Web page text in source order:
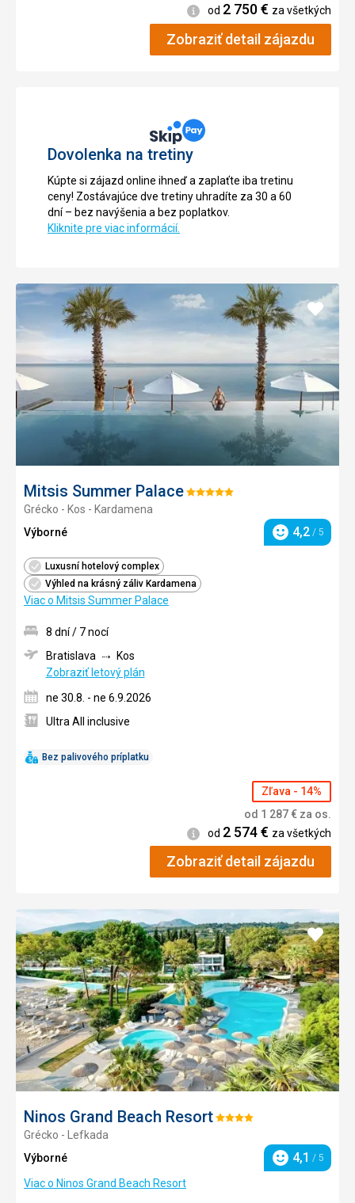
Informácie
od 2 750€ za všetkých
Zobraziť detail zájazdu
Dovolenka na tretiny
Kúpte si zájazd online ihneď a zaplaťte iba tretinu
ceny! Zostávajúce dve tretiny uhradíte za 30 a 60
dní – bez navýšenia a bez poplatkov.
Kliknite pre viac informácií.
Mitsis Summer PalaceHodnotenie:
Grécko - Kos - Kardamena
Výborné
Hodnotenie
4,2 / 5
Luxusní hotelový complex
Výhled na krásný záliv Kardamena
Viac o Mitsis Summer Palace
Pridať
do
Bez palivového príplatku
8 dní / 7 nocí
Bratislava
Kos
Zobraziť letový plán
ne 30.8. - ne 6.9.2026
Ultra All inclusive
Zľava - 14%
od 1 287€ za os.
Informácie
od 2 574€ za všetkých
Zobraziť detail zájazdu
Ninos Grand Beach ResortHodnotenie:
Grécko - Lefkada
Výborné
Hodnotenie
4,1 / 5
Viac o Ninos Grand Beach Resort
Pridať
do